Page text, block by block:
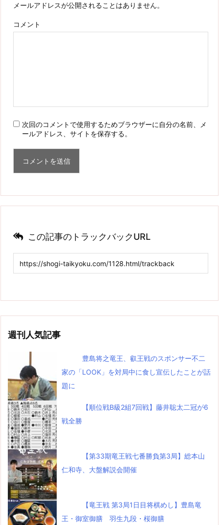
メールアドレスが公開されることはありません。
コメント
次回のコメントで使用するためブラウザーに自分の名前、メ
ールアドレス、サイトを保存する。
この記事のトラックバックURL
週刊人気記事
豊島将之竜王、叡王戦のスポンサー不二
家の「LOOK」を対局中に食し宣伝したことが話
題に
【順位戦B級2組7回戦】藤井聡太二冠が6
戦全勝
【第33期竜王戦七番勝負第3局】総本山
仁和寺、大盤解説会開催
【竜王戦 第3局1日目将棋めし】豊島竜
王・御室御膳 羽生九段・桜御膳